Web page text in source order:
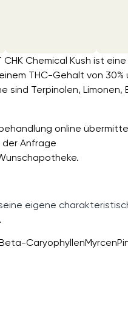
CHK Chemical Kush ist
THC-Gehalt von
sind Terpinolen, Limonen,
online
der Anfrage
eigene
CaryophyllenMyrcen